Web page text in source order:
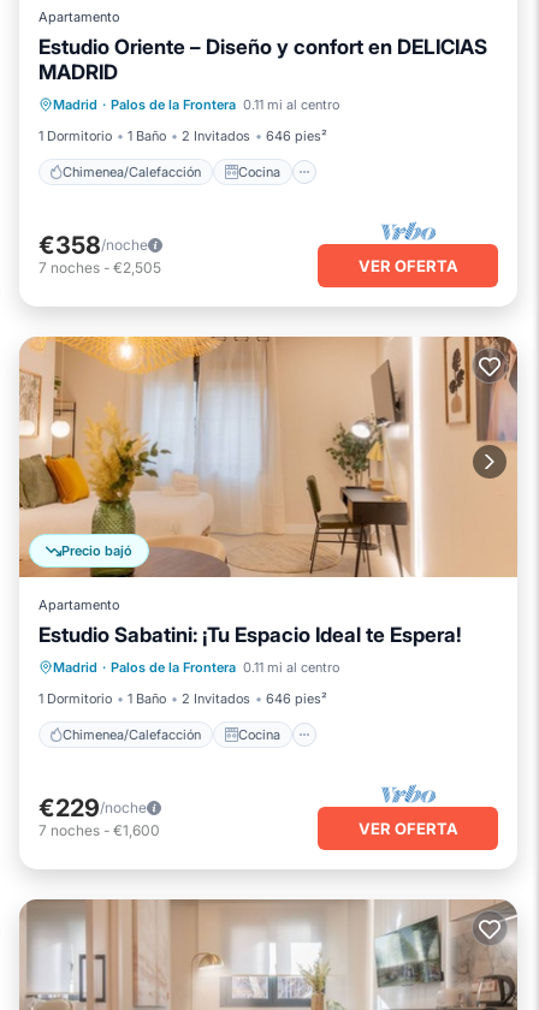
Apartamento
Estudio Oriente – Diseño y confort en DELICIAS
MADRID
Madrid · Palos de la Frontera 0.11 mi al centro
1 Dormitorio
1 Baño 2 Invitados 646 pies²
Chimenea/Calefacción Cocina
Aparcamiento
Aire acondicionado
€358/noche
7 noches - €2,505 VER OFERTA
Precio bajó
Apartamento
Estudio Sabatini: ¡Tu Espacio Ideal te Espera!
Madrid · Palos de la Frontera 0.11 mi al centro
1 Dormitorio
1 Baño 2 Invitados 646 pies²
Chimenea/Calefacción Cocina
Chimenea/Calefacción
Cocina
Aparcamiento
Aire acondicionado
€229/noche
7 noches - €1,600 VER OFERTA